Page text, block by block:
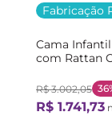
Fabricação
Cama
com Rattan
R$ 3.002,05
R$ 1.741,73